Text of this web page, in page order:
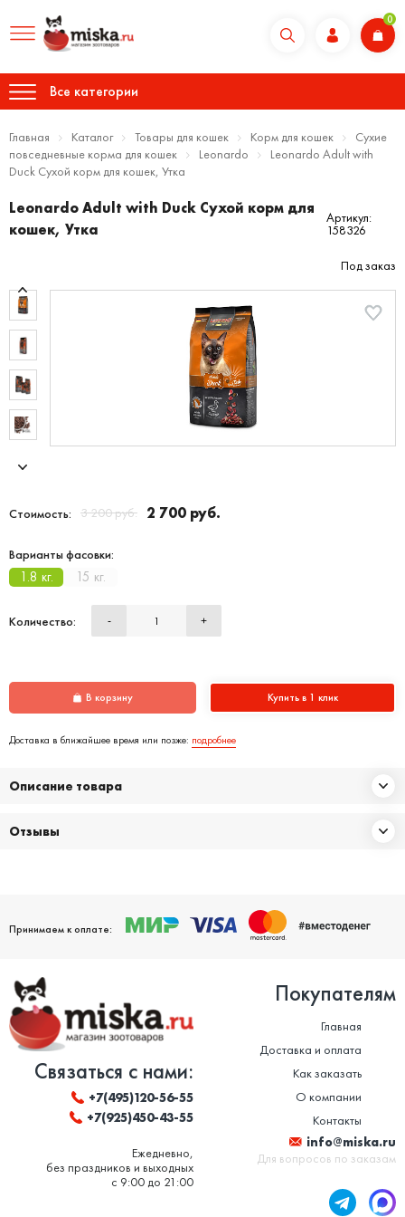
0
Все категории
Главная Каталог Товары для кошек Корм для кошек
Сухие
повседневные корма для кошек
Leonardo
Leonardo Adult with
Duck Сухой корм для кошек, Утка
Leonardo Adult with Duck Сухой корм для
кошек, Утка
Артикул:
158326
Под заказ
Стоимость: 3 200 руб. 2 700 руб.
Варианты фасовки:
1.8 кг. 15 кг.
Количество: - +
В корзину Купить в 1 клик
Доставка в ближайшее время или позже: подробнее
Описание товара
Отзывы
Принимаем к оплате:
Связаться с нами:
+7(495)120-56-55
+7(925)450-43-55
Ежедневно,
без праздников и выходных
с 9:00 до 21:00
Покупателям
Главная
Доставка и оплата
Как заказать
О компании
Контакты
info@miska.ru
Для вопросов по заказам